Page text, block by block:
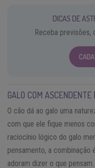
DICAS DE
Receba previsões,
GALO COM ASCENDENTE
O cão dá ao galo uma
com que ele fique menos
raciocínio lógico do galo
pensamento, a combinação
adoram dizer o que pensam.